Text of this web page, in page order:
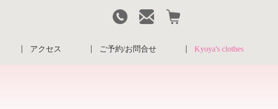
アクセス ご予約/お問合せ Kyoya's clothes